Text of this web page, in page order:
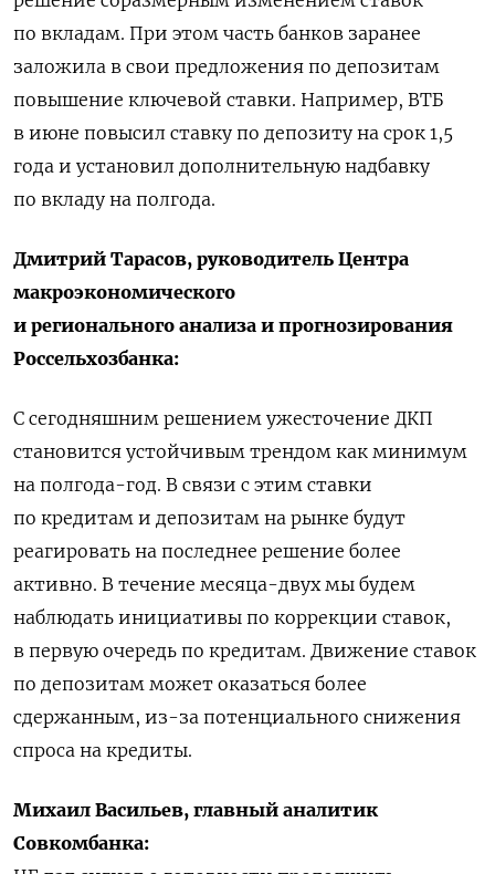
по вкладам. При этом часть банков заранее
заложила в свои предложения по депозитам
повышение ключевой ставки. Например, ВТБ
в июне повысил ставку по депозиту на срок 1,5
года и установил дополнительную надбавку
по вкладу на полгода.
Дмитрий Тарасов, руководитель Центра
макроэкономического
и регионального анализа и прогнозирования
Россельхозбанка:
С сегодняшним решением ужесточение ДКП
становится устойчивым трендом как минимум
на полгода-год. В связи с этим ставки
по кредитам и депозитам на рынке будут
реагировать на последнее решение более
активно. В течение месяца-двух мы будем
наблюдать инициативы по коррекции ставок,
в первую очередь по кредитам. Движение ставок
по депозитам может оказаться более
сдержанным, из-за потенциального снижения
спроса на кредиты.
Михаил Васильев, главный аналитик
Совкомбанка: